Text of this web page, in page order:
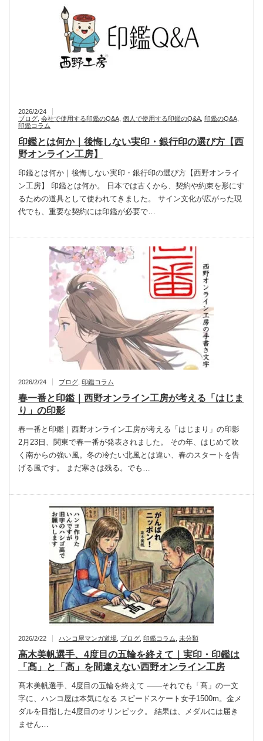
2026/2/24
ブログ 会社で使用する印鑑のQ&A 個人で使用する印鑑のQ&A 印鑑のQ&A
印鑑コラム
印鑑とは何か｜後悔しない実印・銀行印の選び方【西
野オンライン工房】
印鑑とは何か｜後悔しない実印・銀行印の選び方【西野オンライ
ン工房】 印鑑とは何か。 日本では古くから、契約や約束を形にす
るための道具として使われてきました。 サイン文化が広がった現
代でも、重要な契約には印鑑が必要で…
2026/2/24 ブログ 印鑑コラム
春一番と印鑑｜西野オンライン工房が考える「はじま
り」の印影
春一番と印鑑｜西野オンライン工房が考える「はじまり」の印影
2月23日、関東で春一番が発表されました。 その年、はじめて吹
く南からの強い風。冬の冷たい北風とは違い、春のスタートを告
げる風です。 まだ寒さは残る。でも…
2026/2/22 ハンコ屋マンガ道場 ブログ 印鑑コラム 未分類
髙木美帆選手、4度目の五輪を終えて｜実印・印鑑は
「髙」と「高」を間違えない西野オンライン工房
髙木美帆選手、4度目の五輪を終えて ――それでも「髙」の一文
字に、ハンコ屋は本気になる スピードスケート女子1500m。金メ
ダルを目指した4度目のオリンピック。 結果は、メダルには届き
ません…